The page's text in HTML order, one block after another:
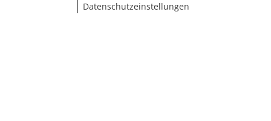
Datenschutzeinstellungen